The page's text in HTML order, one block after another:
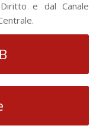
e dal Canale